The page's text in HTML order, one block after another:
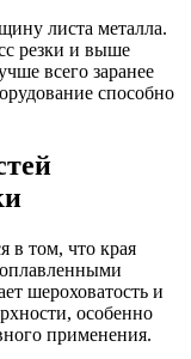
листа металла.
резки и выше
всего заранее
способно
в том, что края
оплавленными
шероховатость и
особенно
применения.